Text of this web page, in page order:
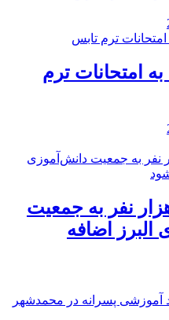
امتحانات ترم
۱۲ هزار نفر به جمعیت
اضافه